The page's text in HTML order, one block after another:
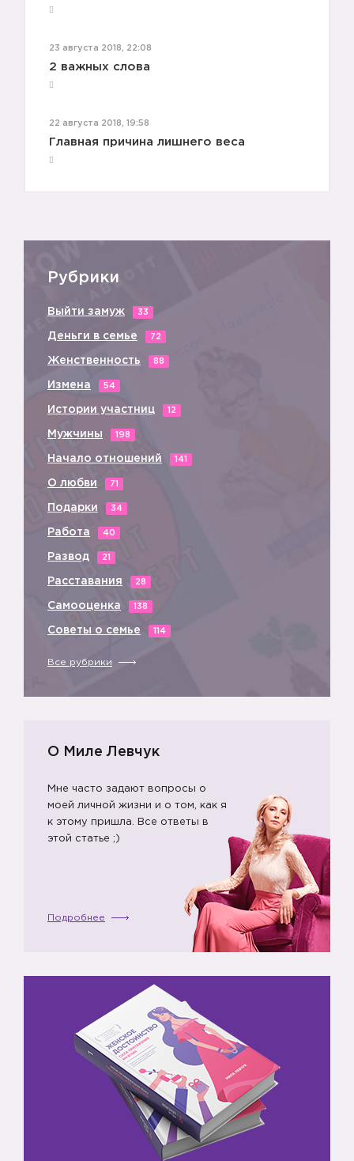
23 августа 2018, 22:08
2 важных слова
22 августа 2018, 19:58
Главная причина лишнего веса
Рубрики
Выйти замуж 33
Деньги в семье 72
Женственность 88
Измена 54
Истории участниц 12
Мужчины 198
Начало отношений 141
О любви 71
Подарки 34
Работа 40
Развод 21
Расставания 28
Самооценка 138
Советы о семье 114
Все рубрики
О Миле Левчук
Мне часто задают вопросы о
моей личной жизни и о том, как я
к этому пришла. Все ответы в
этой статье ;)
Подробнее